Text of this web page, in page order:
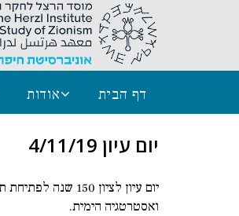
דף הבית אודות
יום עיון 4/11/19
ואסטרטגיה הימית.